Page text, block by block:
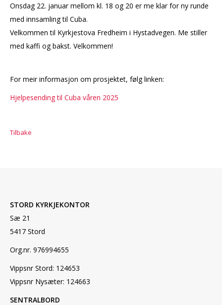
SOKNERÅDA
INFORMASJON
KONTAKT OSS
Onsdag 22. januar mellom kl. 18 og 20 er me klar for ny runde
med innsamling til Cuba.
Velkommen til Kyrkjestova Fredheim i Hystadvegen. Me stiller
med kaffi og bakst. Velkommen!
For meir informasjon om prosjektet, følg linken:
Hjelpesending til Cuba våren 2025
Tilbake
STORD KYRKJEKONTOR
Sæ 21
5417 Stord
Org.nr. 976994655
Vippsnr Stord: 124653
Vippsnr Nysæter: 124663
SENTRALBORD